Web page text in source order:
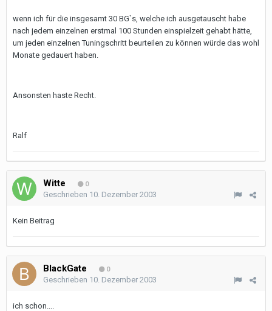
wenn ich für die insgesamt 30 BG`s, welche ich ausgetauscht habe
nach jedem einzelnen erstmal 100 Stunden einspielzeit gehabt hätte,
um jeden einzelnen Tuningschritt beurteilen zu können würde das wohl
Monate gedauert haben.
Ansonsten haste Recht.
Ralf
Witte 0
Geschrieben 10. Dezember 2003
Kein Beitrag
BlackGate 0
Geschrieben 10. Dezember 2003
ich schon....